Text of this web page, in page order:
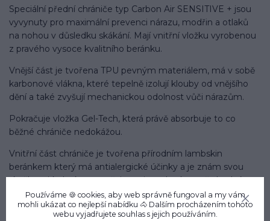
Speciální přední chrániče typ Carbon Air SENSITIVE + jsou
vyvynuty pro maximální prevenci nárazu, modřin a otlaků
na nohou v důsledku skákání. Mají vnitřní vložku vyrobenou
z pravého vysoce kvalitního beránku.
Vnější část je tvořena TPU pevným materiálem, má v sobě
karbonové vlákna, které tepelně izolují klouby od vnějšího
dění a také zvyšují mechanickou odolnost vůči nárazům.
Pokračuje vložka Gel-Tech, která právě absorbuje to co
běžné chrániče nedokážou.
Vnitřní část chrániče je tvořena přírodním lambskin
beránkem který má antialergické účinky a je znám svou
skvělou cirkulací, nezapařuje se, je tedy více než vhodný pro
citlivé koně.
Tuto vložku lze vyjmout a vyčistit. Pro správné dlouhodobé
Používáme 🍪 cookies, aby web správně fungoval a my vám
mohli ukázat co nejlepší nabídku 🐴 Dalším procházením tohoto
webu vyjadřujete souhlas s jejich používáním.